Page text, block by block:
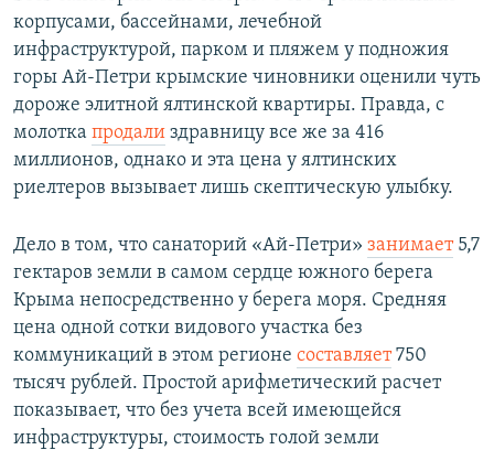
корпусами, бассейнами, лечебной
инфраструктурой, парком и пляжем у подножия
горы Ай-Петри крымские чиновники оценили чуть
дороже элитной ялтинской квартиры. Правда, с
молотка продали здравницу все же за 416
миллионов, однако и эта цена у ялтинских
риелтеров вызывает лишь скептическую улыбку.
Дело в том, что санаторий «Ай-Петри» занимает5,7
гектаров земли в самом сердце южного берега
Крыма непосредственно у берега моря. Средняя
цена одной сотки видового участка без
коммуникаций в этом регионе составляет750
тысяч рублей. Простой арифметический расчет
показывает, что без учета всей имеющейся
инфраструктуры, стоимость голой земли